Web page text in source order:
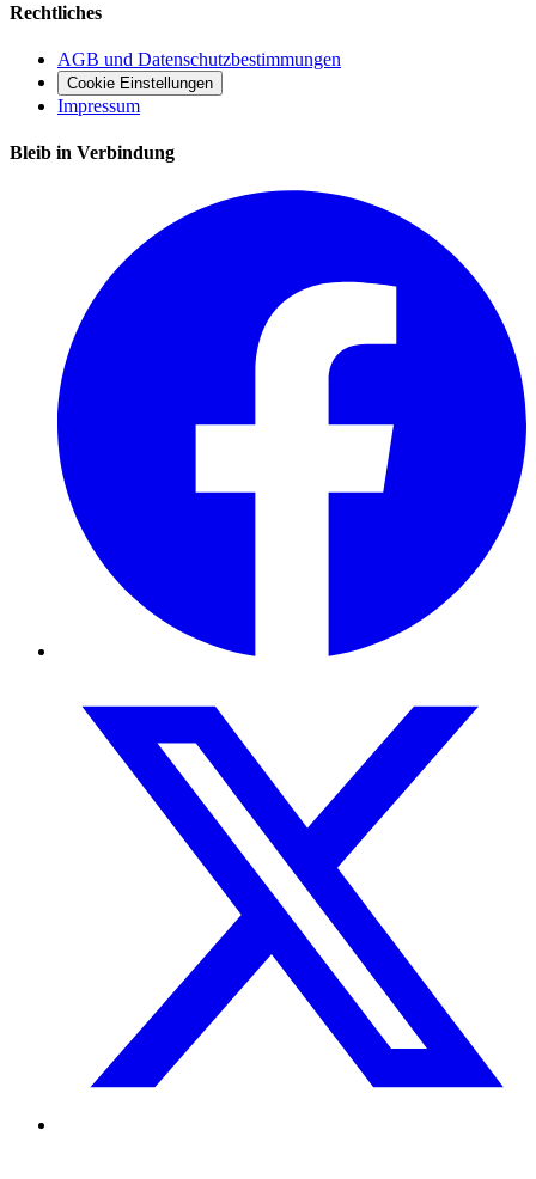
Rechtliches
AGB und Datenschutzbestimmungen
Cookie Einstellungen
Impressum
Bleib in Verbindung